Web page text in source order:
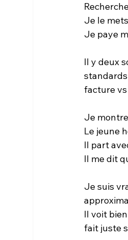
Je le
Je paye
Il y deux
facture vs
Je
Le jeune
Il part
Il me dit
Je suis
Il voit
fait juste